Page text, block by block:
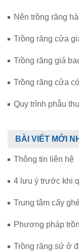
Nên trồng răng
Trồng răng cửa
Trồng răng giá
Trồng răng cửa
Quy trình phẫu
BÀI VIẾT MỚI
Thông tin liên hệ
4 lưu ý trước khi
Trung tâm cấy
Phương pháp
Trồng răng sứ ở